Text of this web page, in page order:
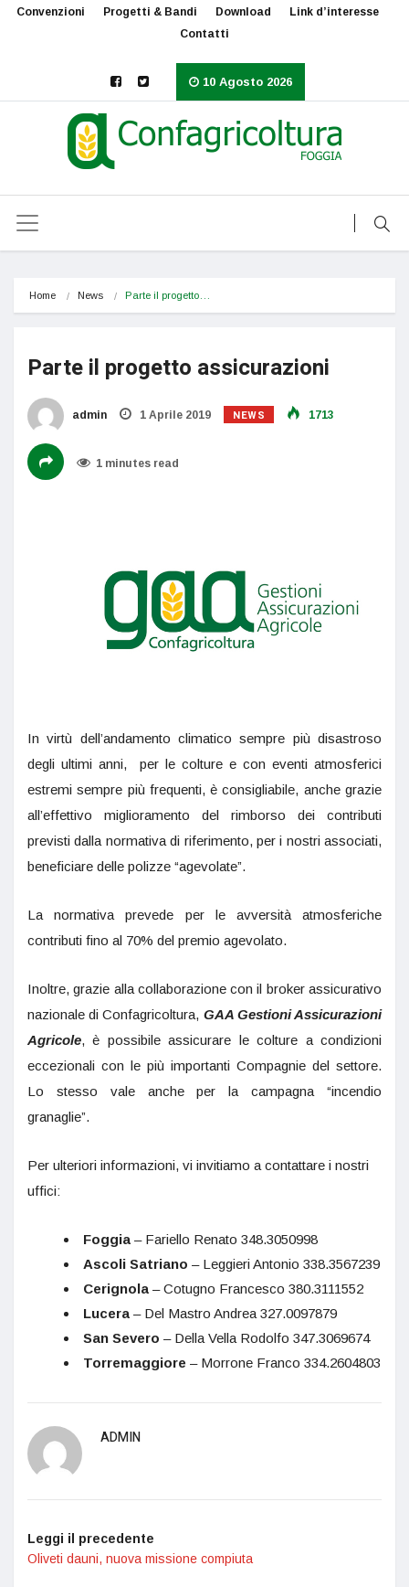
Convenzioni Progetti & Bandi Download
Link d’interesse
Contatti
10 Agosto 2026
Home News Parte il progetto…
Parte il progetto assicurazioni
admin 1 Aprile 2019 NEWS 1713
1 minutes read
In virtù dell’andamento climatico sempre più disastroso
degli ultimi anni, per le colture e con eventi atmosferici
estremi sempre più frequenti, è consigliabile, anche grazie
all’effettivo miglioramento del rimborso dei contributi
previsti dalla normativa di riferimento, per i nostri associati,
beneficiare delle polizze “agevolate”.
La normativa prevede per le avversità atmosferiche
contributi fino al 70% del premio agevolato.
Inoltre, grazie alla collaborazione con il broker assicurativo
nazionale di Confagricoltura, GAA Gestioni Assicurazioni
Agricole, è possibile assicurare le colture a condizioni
eccezionali con le più importanti Compagnie del settore.
Lo stesso vale anche per la campagna “incendio
granaglie”.
Per ulteriori informazioni, vi invitiamo a contattare i nostri
uffici:
Foggia – Fariello Renato 348.3050998
Ascoli Satriano – Leggieri Antonio 338.3567239
Cerignola – Cotugno Francesco 380.3111552
Lucera – Del Mastro Andrea 327.0097879
San Severo – Della Vella Rodolfo 347.3069674
Torremaggiore – Morrone Franco 334.2604803
ADMIN
Leggi il precedente
Oliveti dauni, nuova missione compiuta